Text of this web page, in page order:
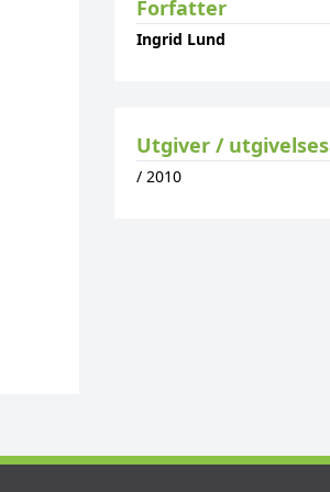
Forfatter
Ingrid Lund
Utgiver /
/ 2010